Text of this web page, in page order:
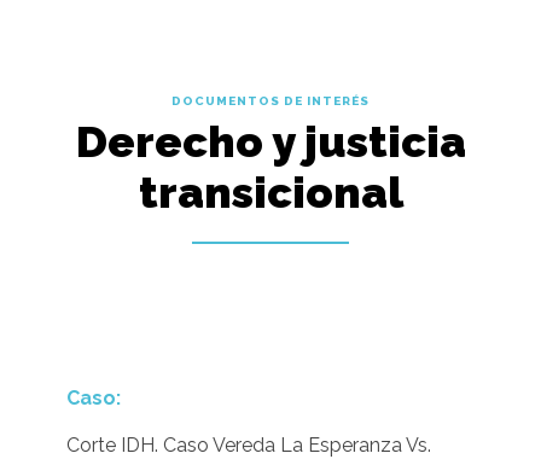
DOCUMENTOS DE INTERÉS
Derecho y justicia
transicional
Caso:
Corte IDH. Caso Vereda La Esperanza Vs.